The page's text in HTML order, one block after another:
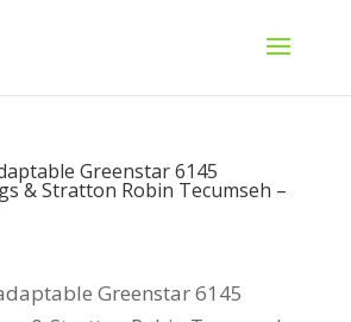
Greenstar 6145
& Stratton Robin Tecumseh –
Greenstar 6145